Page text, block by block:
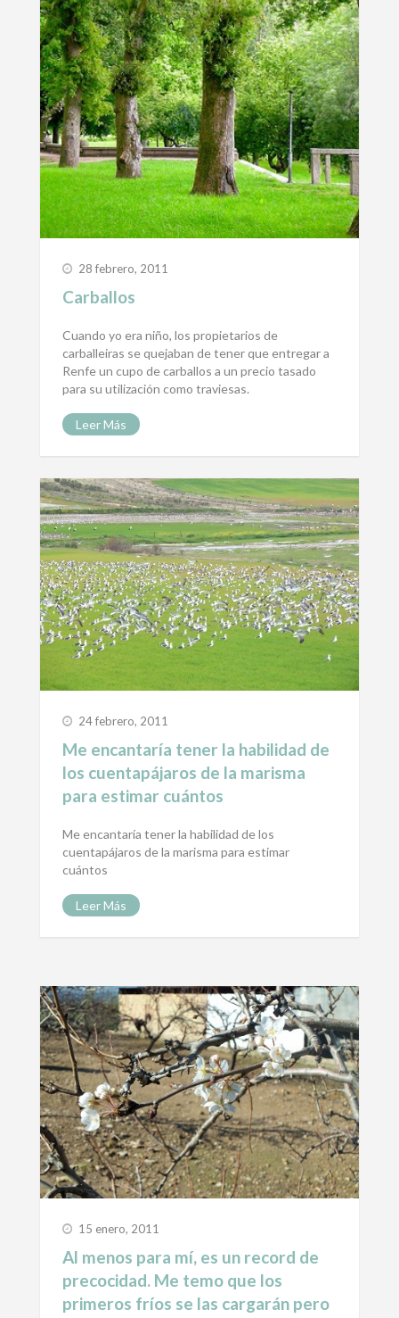
28 febrero, 2011
Carballos
Cuando yo era niño, los propietarios de
carballeiras se quejaban de tener que entregar a
Renfe un cupo de carballos a un precio tasado
para su utilización como traviesas.
Leer Más
24 febrero, 2011
Me encantaría tener la habilidad de
los cuentapájaros de la marisma
para estimar cuántos
Me encantaría tener la habilidad de los
cuentapájaros de la marisma para estimar
cuántos
Leer Más
15 enero, 2011
Al menos para mí, es un record de
precocidad. Me temo que los
primeros fríos se las cargarán pero